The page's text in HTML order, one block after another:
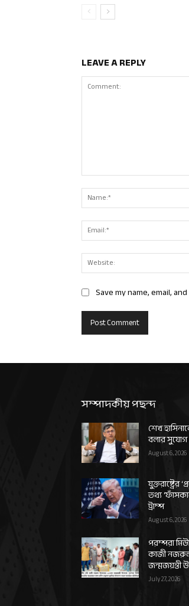
LEAVE A REPLY
Comment:
Save my name, email,
সম্পাদকীয় পছন্দ
শেখ
বলার সুযোগ
August 6, 2026
তথ্য
ট্রাম্প
August 6, 2026
পরম্পরা
কাজী
জন্মজয়ন্তী
July 27, 2026